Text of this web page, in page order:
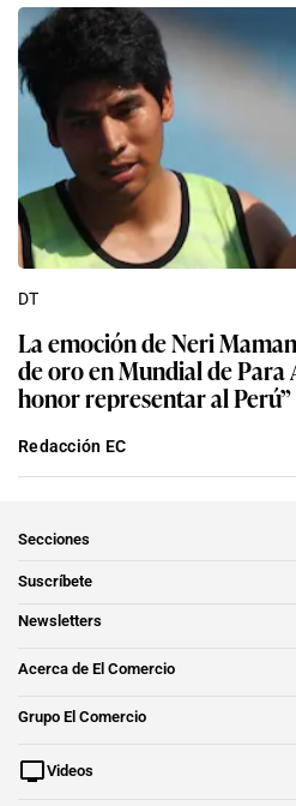
DT
La emoción de Neri
de oro en Mundial de Para
honor representar al Perú”
Redacción EC
Secciones
Suscríbete
Newsletters
Acerca de El Comercio
Grupo El Comercio
Videos